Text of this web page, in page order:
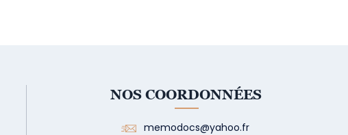
NOS COORDONNÉES
memodocs@yahoo.fr